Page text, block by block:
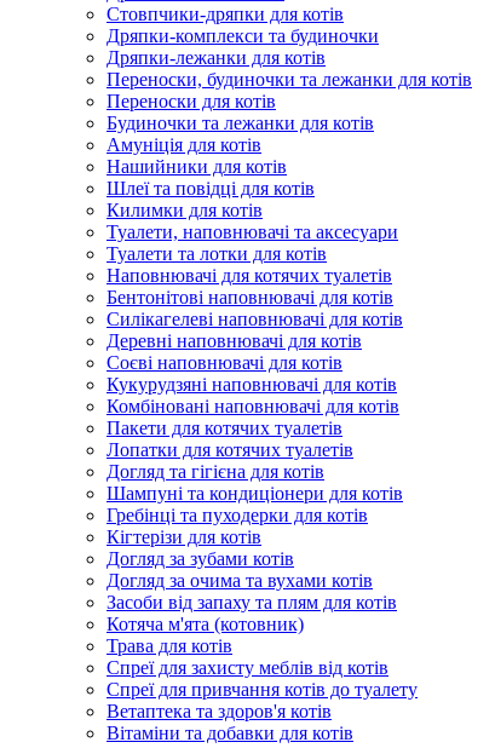
Стовпчики-дряпки для котів
Дряпки-комплекси та будиночки
Дряпки-лежанки для котів
Переноски, будиночки та лежанки для котів
Переноски для котів
Будиночки та лежанки для котів
Амуніція для котів
Нашийники для котів
Шлеї та повідці для котів
Килимки для котів
Туалети, наповнювачі та аксесуари
Туалети та лотки для котів
Наповнювачі для котячих туалетів
Бентонітові наповнювачі для котів
Силікагелеві наповнювачі для котів
Деревні наповнювачі для котів
Соєві наповнювачі для котів
Кукурудзяні наповнювачі для котів
Комбіновані наповнювачі для котів
Пакети для котячих туалетів
Лопатки для котячих туалетів
Догляд та гігієна для котів
Шампуні та кондиціонери для котів
Гребінці та пуходерки для котів
Кігтерізи для котів
Догляд за зубами котів
Догляд за очима та вухами котів
Засоби від запаху та плям для котів
Котяча м'ята (котовник)
Трава для котів
Спреї для захисту меблів від котів
Спреї для привчання котів до туалету
Ветаптека та здоров'я котів
Вітаміни та добавки для котів